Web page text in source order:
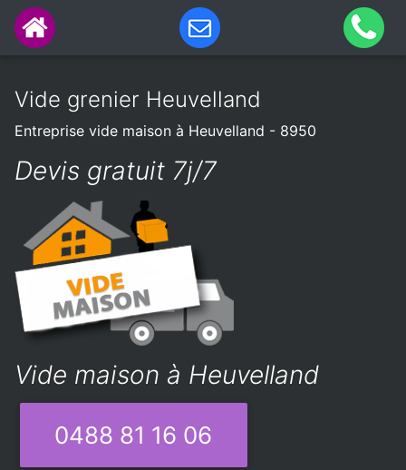
Vide grenier Heuvelland
Entreprise vide maison à Heuvelland - 8950
Devis gratuit 7j/7
Vide maison à Heuvelland
0488 81 16 06